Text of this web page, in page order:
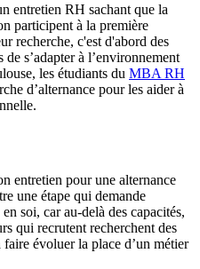
entretien RH sachant que la
participent à la première
recherche, c'est d'abord des
s’adapter à l’environnement
les étudiants du MBA RH
d’alternance pour les aider à
entretien pour une alternance
une étape qui demande
soi, car au-delà des capacités,
qui recrutent recherchent des
faire évoluer la place d’un métier